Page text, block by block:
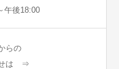
午後18:00
らの
せは ⇒